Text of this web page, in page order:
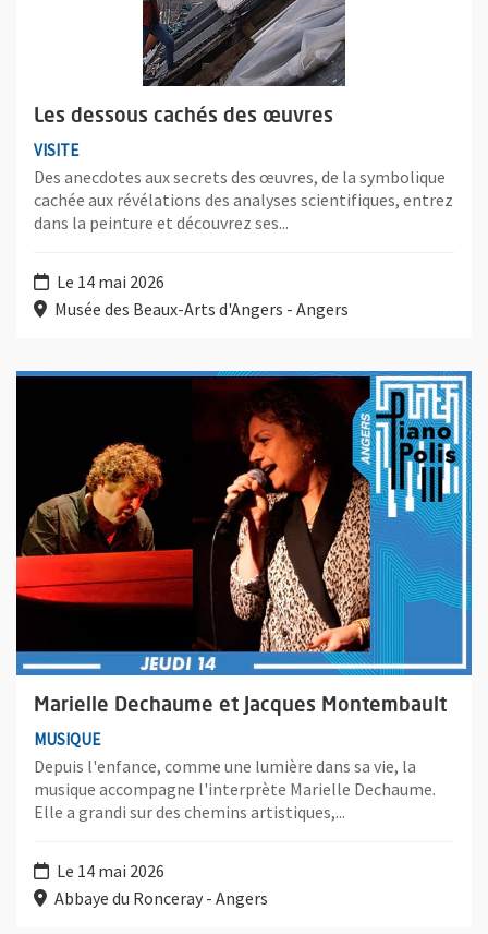
Les dessous cachés des œuvres
VISITE
Des anecdotes aux secrets des œuvres, de la symbolique
cachée aux révélations des analyses scientifiques, entrez
dans la peinture et découvrez ses...
Le 14 mai 2026
Musée des Beaux-Arts d'Angers - Angers
Marielle Dechaume et Jacques Montembault
MUSIQUE
Depuis l'enfance, comme une lumière dans sa vie, la
musique accompagne l'interprète Marielle Dechaume.
Elle a grandi sur des chemins artistiques,...
Le 14 mai 2026
Abbaye du Ronceray - Angers
Plus d'information sur l'évènement : Marielle Dechaume et